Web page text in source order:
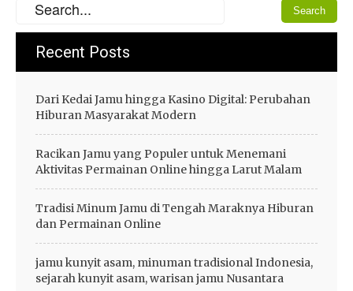
Recent Posts
Dari Kedai Jamu hingga Kasino Digital: Perubahan
Hiburan Masyarakat Modern
Racikan Jamu yang Populer untuk Menemani
Aktivitas Permainan Online hingga Larut Malam
Tradisi Minum Jamu di Tengah Maraknya Hiburan
dan Permainan Online
jamu kunyit asam, minuman tradisional Indonesia,
sejarah kunyit asam, warisan jamu Nusantara